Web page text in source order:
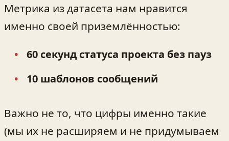
Метрика из датасета нам нравится
именно своей приземлённостью:
60 секунд статуса проекта без пауз
10 шаблонов сообщений
Важно не то, что цифры именно такие
(мы их не расширяем и не придумываем